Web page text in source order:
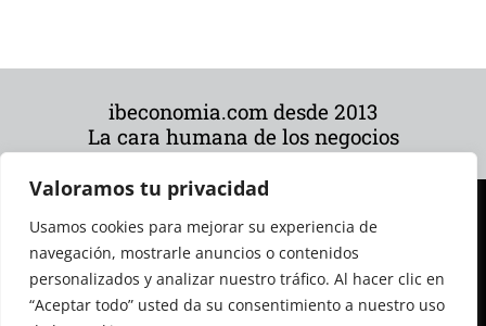
Valoramos tu privacidad
Usamos cookies para mejorar su experiencia de
navegación, mostrarle anuncios o contenidos
personalizados y analizar nuestro tráfico. Al hacer clic en
“Aceptar todo” usted da su consentimiento a nuestro uso
ibeconomia.com desde 2013
La cara humana de los negocios